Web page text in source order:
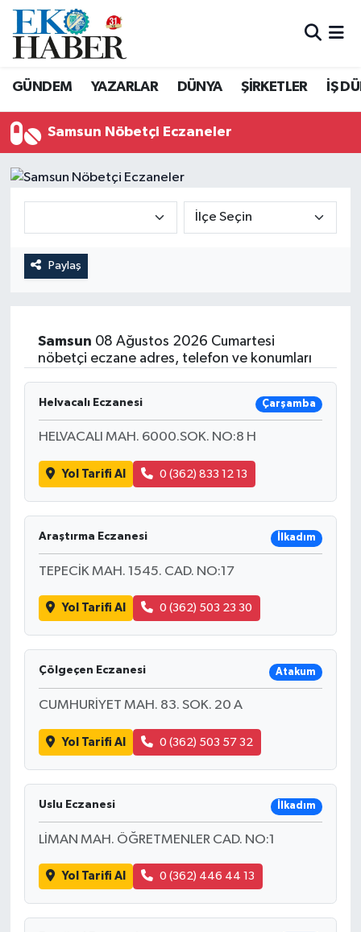
GÜNDEM YAZARLAR DÜNYA ŞİRKETLER İŞ
Samsun Nöbetçi Eczaneler
Paylaş
Samsun 08 Ağustos 2026 Cumartesi
nöbetçi eczane adres, telefon ve konumları
Helvacalı Eczanesi Çarşamba
HELVACALI MAH. 6000.SOK. NO:8 H
Yol Tarifi Al 0 (362) 833 12 13
Araştırma Eczanesi İlkadım
TEPECİK MAH. 1545. CAD. NO:17
Yol Tarifi Al 0 (362) 503 23 30
Çölgeçen Eczanesi Atakum
CUMHURİYET MAH. 83. SOK. 20 A
Yol Tarifi Al 0 (362) 503 57 32
Uslu Eczanesi İlkadım
LİMAN MAH. ÖĞRETMENLER CAD. NO:1
Yol Tarifi Al 0 (362) 446 44 13
Hava Durumu
Süper Lig Puan Durumu ve Fikstür
Tüm Manşetler
Haber Arşivi